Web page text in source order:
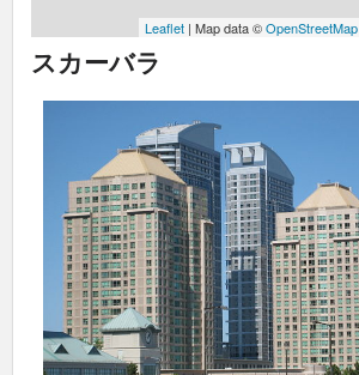
Leaflet | Map data ©OpenStreetMap
スカーバラ